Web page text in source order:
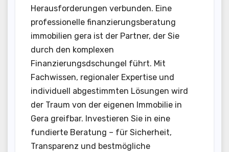
Herausforderungen verbunden. Eine
professionelle finanzierungsberatung
immobilien gera ist der Partner, der Sie
durch den komplexen
Finanzierungsdschungel führt. Mit
Fachwissen, regionaler Expertise und
individuell abgestimmten Lösungen wird
der Traum von der eigenen Immobilie in
Gera greifbar. Investieren Sie in eine
fundierte Beratung – für Sicherheit,
Transparenz und bestmögliche